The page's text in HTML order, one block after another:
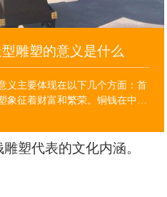
雕塑的意义是什么
义‌主要体现在以下几个方面：首
象征着财富和繁荣‌。铜钱在中国
用，还寓意着财富的积累和经济
塑代表的文化内涵。